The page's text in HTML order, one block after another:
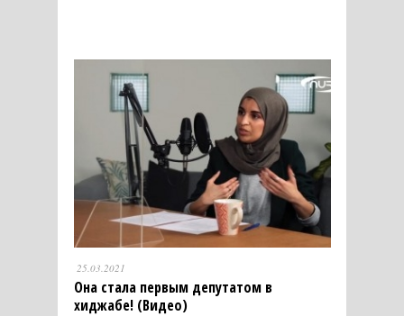
25.03.2021
Она стала первым депутатом в
хиджабе! (Видео)